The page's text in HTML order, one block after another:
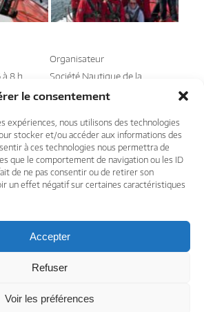
le consentement
expériences, nous utilisons des technologies
stocker et/ou accéder aux informations des
à ces technologies nous permettra de
que le comportement de navigation ou les ID
de ne pas consentir ou de retirer son
un effet négatif sur certaines caractéristiques
Accepter
Refuser
Voir les préférences
à 8 h
h 00
Organisateur
Société Nautique de la
Voir le site Organisateur
de course